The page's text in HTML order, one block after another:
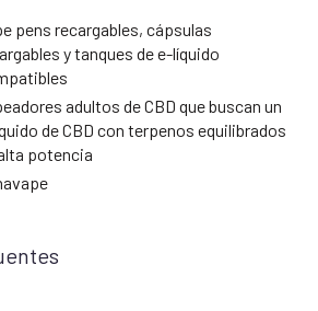
pens recargables, cápsulas
y tanques de e-líquido
adultos de CBD que buscan un
de CBD con terpenos equilibrados
potencia